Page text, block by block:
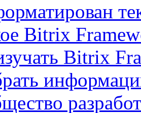
Bitrix
Bitrix